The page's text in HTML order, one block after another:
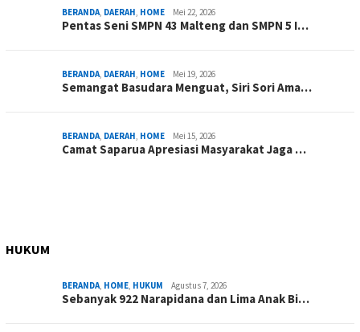
BERANDA, DAERAH, HOME Mei 22, 2026
Pentas Seni SMPN 43 Malteng dan SMPN 5 I…
BERANDA, DAERAH, HOME Mei 19, 2026
Semangat Basudara Menguat, Siri Sori Ama…
BERANDA, DAERAH, HOME Mei 15, 2026
Camat Saparua Apresiasi Masyarakat Jaga …
HUKUM
BERANDA, HOME, HUKUM Agustus 7, 2026
Sebanyak 922 Narapidana dan Lima Anak Bi…